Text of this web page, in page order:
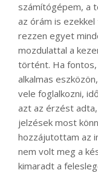
számítógépem, a
az órám is
rezzen egyet
mozdulattal a
történt. Ha fontos,
alkalmas
vele foglalkozni,
azt az érzést
jelzések most
hozzájutottam az
nem volt meg a
kimaradt a